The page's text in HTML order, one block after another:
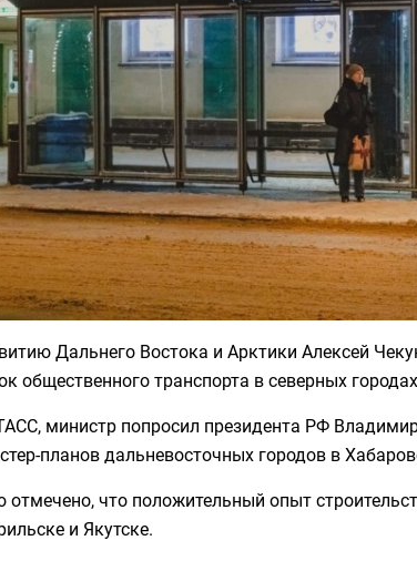
Дальнего Востока и Арктики Алексей
общественного транспорта в северных
министр попросил президента РФ
планов дальневосточных городов в
отмечено, что положительный опыт
и Якутске.